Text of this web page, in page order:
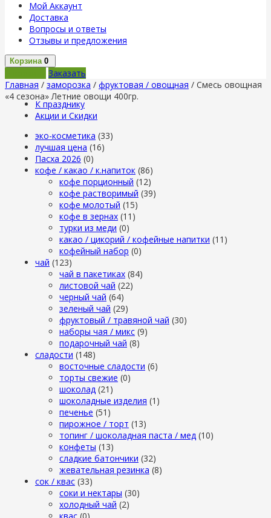
Мой Аккаунт
Доставка
Вопросы и ответы
Отзывы и предложения
Корзина 0
Заказать
Главная / заморозка / фруктовая / овощная / Смесь овощная
«4 сезона» Летние овощи 400гр.
К празднику
Акции и Скидки
эко-косметика (33)
лучшая цена (16)
Пасха 2026 (0)
кофе / какао / к.напиток (86)
кофе порционный (12)
кофе растворимый (39)
кофе молотый (15)
кофе в зернах (11)
турки из меди (0)
какао / цикорий / кофейные напитки (11)
кофейный набор (0)
чай (123)
чай в пакетиках (84)
листовой чай (22)
черный чай (64)
зеленый чай (29)
фруктовый / травяной чай (30)
наборы чая / микс (9)
подарочный чай (8)
сладости (148)
восточные сладости (6)
торты свежие (0)
шоколад (21)
шоколадные изделия (1)
печенье (51)
пирожное / торт (13)
топинг / шоколадная паста / мед (10)
конфеты (13)
сладкие батончики (32)
жевательная резинка (8)
сок / квас (33)
соки и нектары (30)
холодный чай (2)